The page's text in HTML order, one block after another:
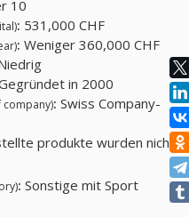
10
: 531,000 CHF
: Weniger 360,000 CHF
in 2000
company): Swiss Company-
produkte wurden nicht
: Sonstige mit Sport